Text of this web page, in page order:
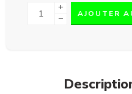
+
−
AJOUTER